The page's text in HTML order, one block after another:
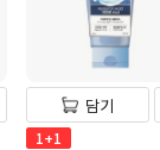
담기
1+1